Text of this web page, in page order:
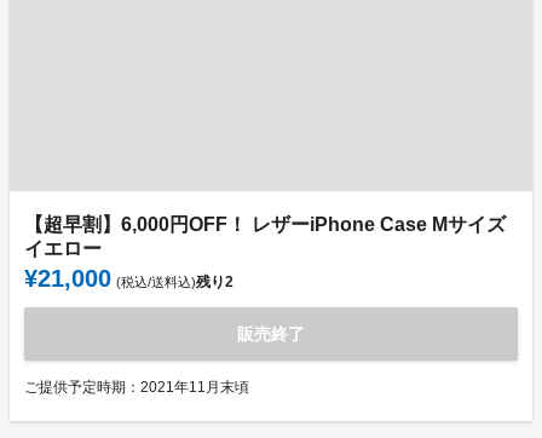
【超早割】6,000円OFF！ レザーiPhone Case Mサイズ
イエロー
¥21,000 (税込/送料込)残り2
販売終了
ご提供予定時期：2021年11月末頃